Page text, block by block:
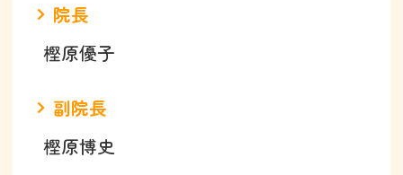
院長
樫原優子
副院長
樫原博史